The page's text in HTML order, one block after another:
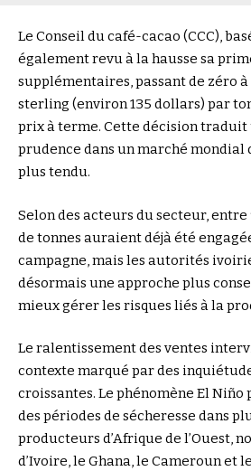
Le Conseil du café-cacao (CCC),
également revu à la hausse sa
supplémentaires, passant de zéro
sterling (environ 135 dollars) par
prix à terme. Cette décision traduit
prudence dans un marché mondial
plus tendu.
Selon des acteurs du secteur,
de tonnes auraient déjà été
campagne, mais les autorités
désormais une approche plus
mieux gérer les risques liés à la
Le ralentissement des ventes
contexte marqué par des
croissantes. Le phénomène El
des périodes de sécheresse dans
producteurs d’Afrique de l’Ouest,
d’Ivoire, le Ghana, le Cameroun et